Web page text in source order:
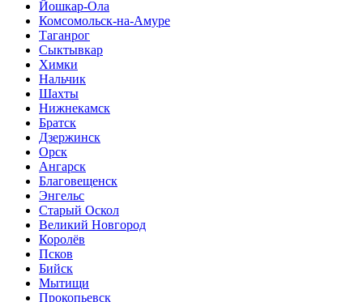
Йошкар-Ола
Комсомольск-на-Амуре
Таганрог
Сыктывкар
Химки
Нальчик
Шахты
Нижнекамск
Братск
Дзержинск
Орск
Ангарск
Благовещенск
Энгельс
Старый Оскол
Великий Новгород
Королёв
Псков
Бийск
Мытищи
Прокопьевск